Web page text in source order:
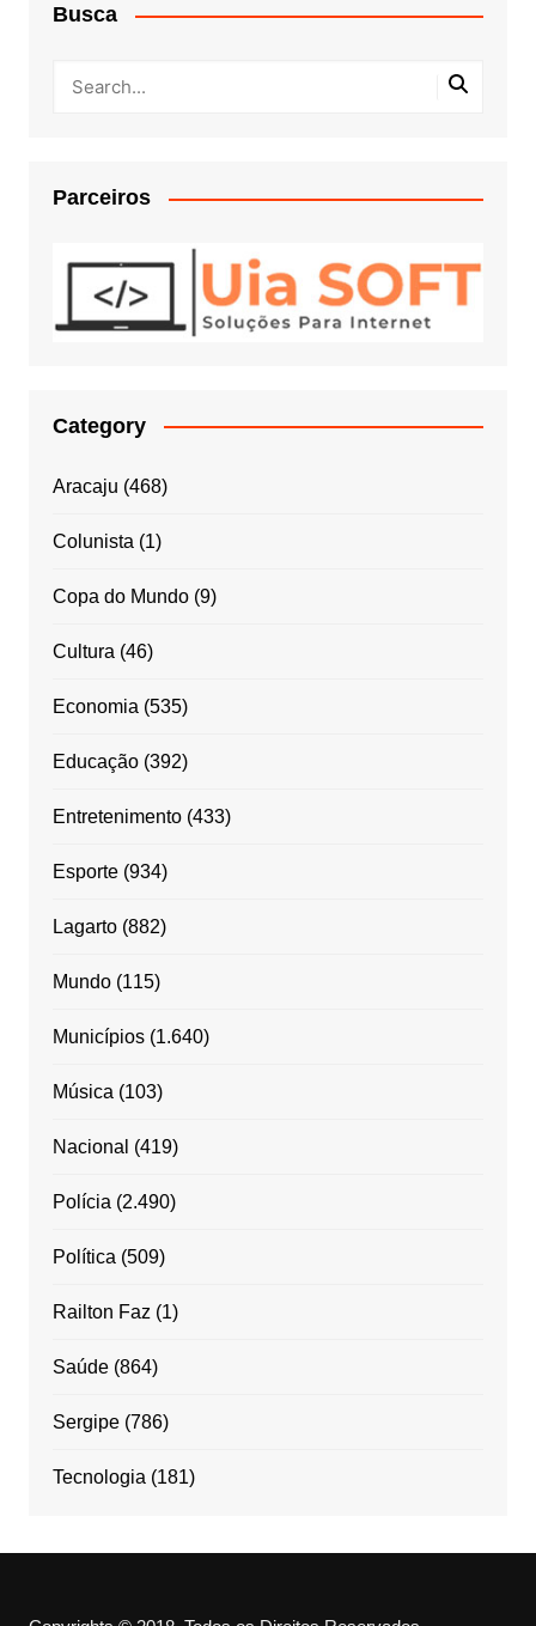
Busca
Parceiros
Category
Aracaju (468)
Colunista (1)
Copa do Mundo(9)
Cultura (46)
Economia (535)
Educação(392)
Entretenimento(433)
Esporte(934)
Lagarto(882)
Mundo(115)
Municípios(1.640)
Música (103)
Nacional (419)
Polícia (2.490)
Política (509)
Railton Faz (1)
Saúde(864)
Sergipe(786)
Tecnologia (181)